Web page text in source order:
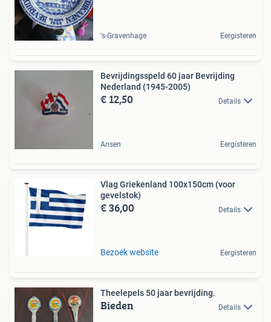
's-Gravenhage Eergisteren
Bevrijdingsspeld 60 jaar Bevrijding
Nederland (1945-2005)
€ 12,50 Details
Ansen Eergisteren
Vlag Griekenland 100x150cm (voor
gevelstok)
€ 36,00 Details
Bezoek website Eergisteren
Theelepels 50 jaar bevrijding.
Bieden Details